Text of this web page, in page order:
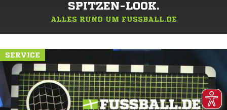
SPITZEN-LOOK.
ALLES RUND UM FUSSBALL.DE
SERVICE